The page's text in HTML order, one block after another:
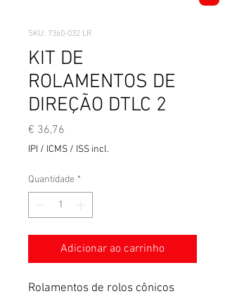
SKU: 7360-032 LR
KIT DE
ROLAMENTOS DE
DIREÇÃO DTLC 2
€ 36,76
IPI / ICMS / ISS incl.
Quantidade *
Adicionar ao carrinho
Rolamentos de rolos cônicos